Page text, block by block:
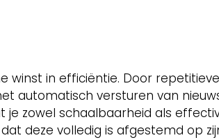
in efficiëntie. Door
automatisch versturen van
zowel schaalbaarheid als
deze volledig is afgestemd op